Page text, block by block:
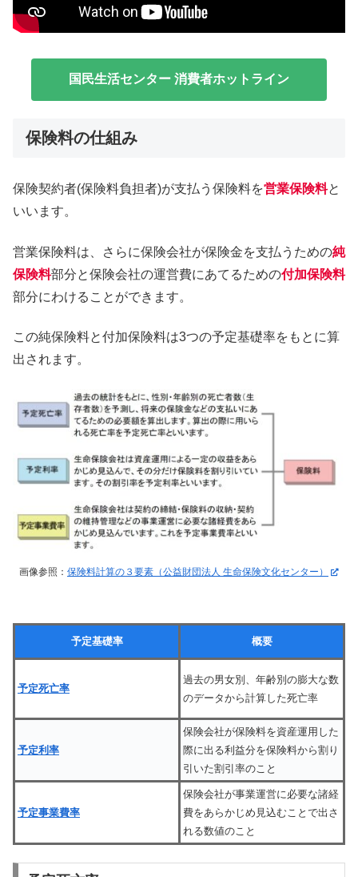
国民生活センター 消費者ホットライン
保険料の仕組み
保険契約者(保険料負担者)が支払う保険料を営業保険料と
いいます。
営業保険料は、さらに保険会社が保険金を支払うための純
保険料部分と保険会社の運営費にあてるための付加保険料
部分にわけることができます。
この純保険料と付加保険料は3つの予定基礎率をもとに算
出されます。
画像参照： 保険料計算の３要素（公益財団法人 生命保険文化センター）
予定基礎率 概要
予定死亡率
過去の男女別、年齢別の膨大な数
のデータから計算した死亡率
予定利率
保険会社が保険料を資産運用した
際に出る利益分を保険料から割り
引いた割引率のこと
予定事業費率
保険会社が事業運営に必要な諸経
費をあらかじめ見込むことで出さ
れる数値のこと